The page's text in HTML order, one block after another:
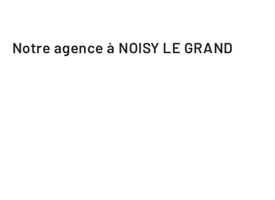
Notre agence à NOISY LE GRAND